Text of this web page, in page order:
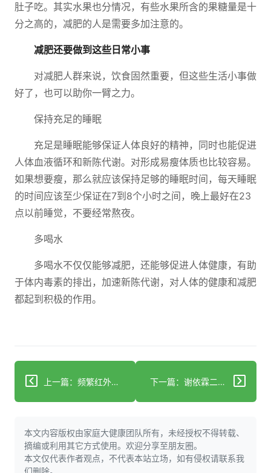
肚子吃。其实水果也分情况，有些水果所含的果糖量是十
分之高的，减肥的人是需要多加注意的。
减肥还要做到这些日常小事
对减肥人群来说，饮食固然重要，但这些生活小事做
好了，也可以助你一臂之力。
保持充足的睡眠
充足是睡眠能够保证人体良好的精神，同时也能促进
人体血液循环和新陈代谢。对形成易瘦体质也比较容易。
如果想要瘦，那么就应该保持足够的睡眠时间，每天睡眠
的时间应该至少保证在7到8个小时之间，晚上最好在23
点以前睡觉，不要经常熬夜。
多喝水
多喝水不仅仅能够减肥，还能够促进人体健康，有助
于体内毒素的排出，加速新陈代谢，对人体的健康和减肥
都起到积极的作用。
上一篇：频繁红外线测温伤害身体吗？使用红外线测温仪有哪些注意事项？ 下一篇：谢依霖二胎孕期痛到厌世 哪些孕妈容易耻骨疼？
本文内容版权由家庭大健康团队所有，未经授权不得转载、
摘编或利用其它方式使用。欢迎分享至朋友圈。
本文仅代表作者观点，不代表本站立场，如有侵权请联系我
们删除。